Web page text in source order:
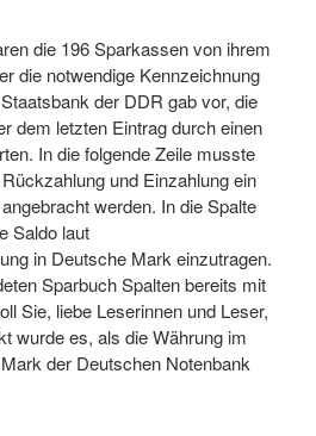
die 196 Sparkassen von ihrem
die notwendige Kennzeichnung
der DDR gab vor, die
dem letzten Eintrag durch einen
In die folgende Zeile musste
und Einzahlung ein
werden. In die Spalte
Saldo laut
in Deutsche Mark einzutragen.
Sparbuch Spalten bereits mit
Sie, liebe Leserinnen und Leser,
wurde es, als die Währung im
der Deutschen Notenbank